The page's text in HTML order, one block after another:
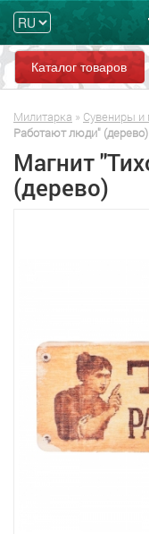
Каталог товаров
Милитарка » Сувениры и
Работают люди" (дерево)
Магнит
(дерево)